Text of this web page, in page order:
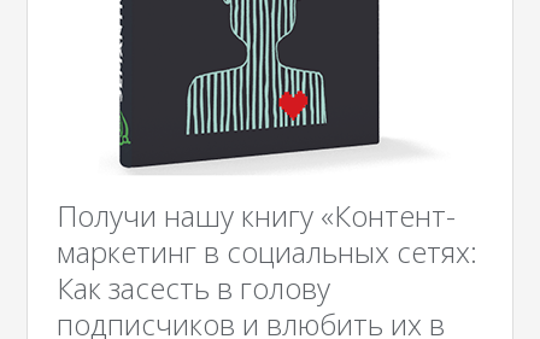
Получи нашу книгу «Контент-
маркетинг в социальных сетях:
Как засесть в голову
подписчиков и влюбить их в